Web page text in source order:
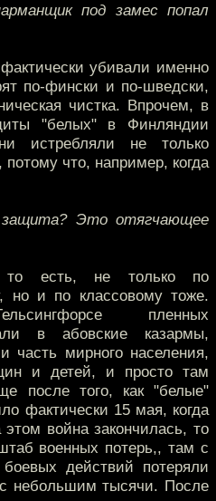
под замес попал
убивали именно
по-фински и по-шведски,
чистка. Впрочем, в
"белых" в Финляндии
истребляли не только
что, например, когда
Это отягчающее
есть, не только по
но и по классовому тоже.
пленных
в абовские казармы,
часть мирного населения,
и детей, и просто там
после того, как "белые"
фактически 15 мая, когда
война закончилась, то
военных потерь,, там с
действий потеряли
небольшим тысячи. После